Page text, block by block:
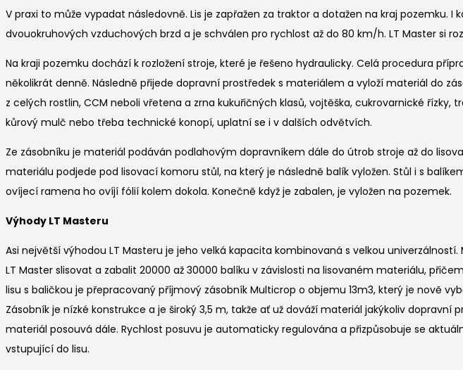
V praxi to může vypadat následovně. Lis je zapřažen za traktor a dotažen na kraj
dvouokruhových vzduchových brzd a je schválen pro rychlost až do 80 km/h. LT Master si
Na kraji pozemku dochází k rozložení stroje, které je řešeno hydraulicky. Celá procedura
několikrát denně. Následně přijede dopravní prostředek s materiálem a vyloží materiál do
z celých rostlin, CCM neboli vřetena a zrna kukuřičných klasů, vojtěška, cukrovarnické
kůrový mulč nebo třeba technické konopí, uplatní se i v dalších odvětvích.
Ze zásobníku je materiál podáván podlahovým dopravníkem dále do útrob stroje až do
materiálu podjede pod lisovací komoru stůl, na který je následně balík vyložen. Stůl i s
ovíjecí ramena ho ovíjí fólií kolem dokola. Konečně když je zabalen, je vyložen na pozemek.
Výhody LT Masteru
Asi největší výhodou LT Masteru je jeho velká kapacita kombinovaná s velkou
LT Master slisovat a zabalit 20000 až 30000 balíku v závislosti na lisovaném materiálu,
lisu s baličkou je přepracovaný příjmový zásobník Multicrop o objemu 13m3, který je nově
Zásobník je nízké konstrukce a je široký 3,5 m, takže ať už dováží materiál jakýkoliv
materiál posouvá dále. Rychlost posuvu je automaticky regulována a přizpůsobuje se
vstupující do lisu.